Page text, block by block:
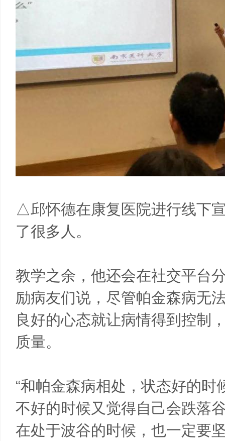
△邱怀德在康复医院进行线下
了很多人。
教学之余，他还会在社交平台
励病友们说，尽管帕金森病无
良好的心态就让病情得到控制
质量。
“和帕金森病相处，状态好的
不好的时候又觉得自己会跌
在处于波谷的时候，也一定要